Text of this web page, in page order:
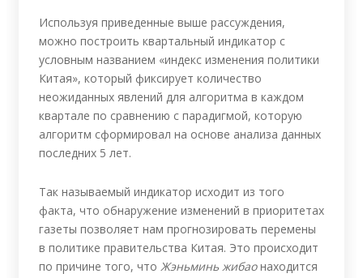
Используя приведенные выше рассуждения,
можно построить квартальный индикатор с
условным названием «индекс изменения политики
Китая», который фиксирует количество
неожиданных явлений для алгоритма в каждом
квартале по сравнению с парадигмой, которую
алгоритм сформировал на основе анализа данных
последних 5 лет.
Так называемый индикатор исходит из того
факта, что обнаружение изменений в приоритетах
газеты позволяет нам прогнозировать перемены
в политике правительства Китая. Это происходит
по причине того, что Жэньминь жибаонаходится